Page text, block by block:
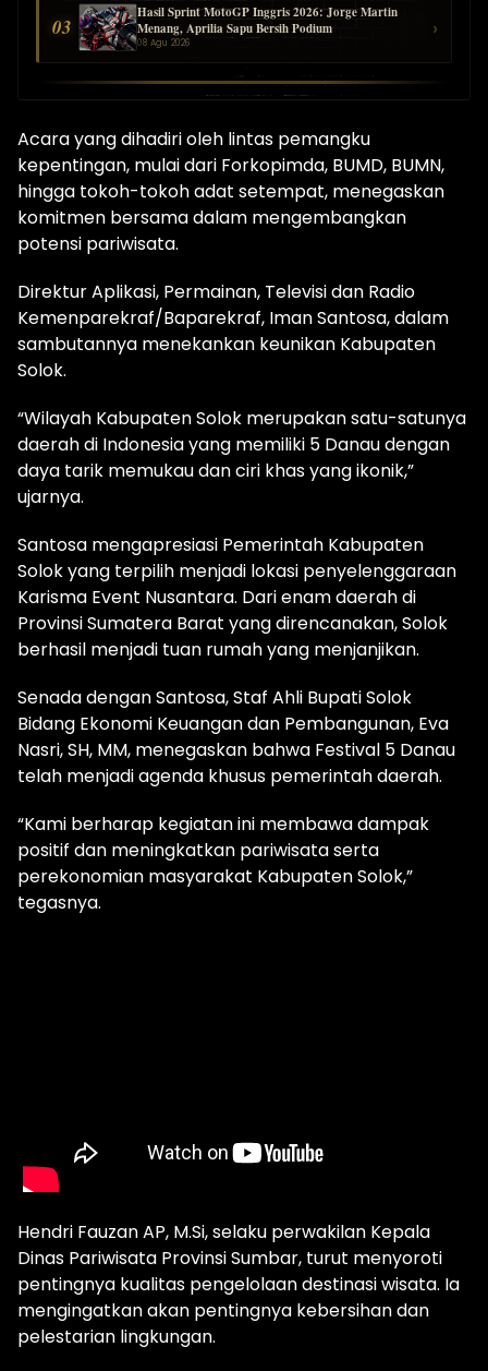
03
Hasil Sprint MotoGP Inggris 2026: Jorge Martin
Menang, Aprilia Sapu Bersih Podium
08 Agu 2026
›
Acara yang dihadiri oleh lintas pemangku
kepentingan, mulai dari Forkopimda, BUMD, BUMN,
hingga tokoh-tokoh adat setempat, menegaskan
komitmen bersama dalam mengembangkan
potensi pariwisata.
Direktur Aplikasi, Permainan, Televisi dan Radio
Kemenparekraf/Baparekraf, Iman Santosa, dalam
sambutannya menekankan keunikan Kabupaten
Solok.
“Wilayah Kabupaten Solok merupakan satu-satunya
daerah di Indonesia yang memiliki 5 Danau dengan
daya tarik memukau dan ciri khas yang ikonik,”
ujarnya.
Santosa mengapresiasi Pemerintah Kabupaten
Solok yang terpilih menjadi lokasi penyelenggaraan
Karisma Event Nusantara. Dari enam daerah di
Provinsi Sumatera Barat yang direncanakan, Solok
berhasil menjadi tuan rumah yang menjanjikan.
Senada dengan Santosa, Staf Ahli Bupati Solok
Bidang Ekonomi Keuangan dan Pembangunan, Eva
Nasri, SH, MM, menegaskan bahwa Festival 5 Danau
telah menjadi agenda khusus pemerintah daerah.
“Kami berharap kegiatan ini membawa dampak
positif dan meningkatkan pariwisata serta
perekonomian masyarakat Kabupaten Solok,”
tegasnya.
Hendri Fauzan AP, M.Si, selaku perwakilan Kepala
Dinas Pariwisata Provinsi Sumbar, turut menyoroti
pentingnya kualitas pengelolaan destinasi wisata. Ia
mengingatkan akan pentingnya kebersihan dan
pelestarian lingkungan.